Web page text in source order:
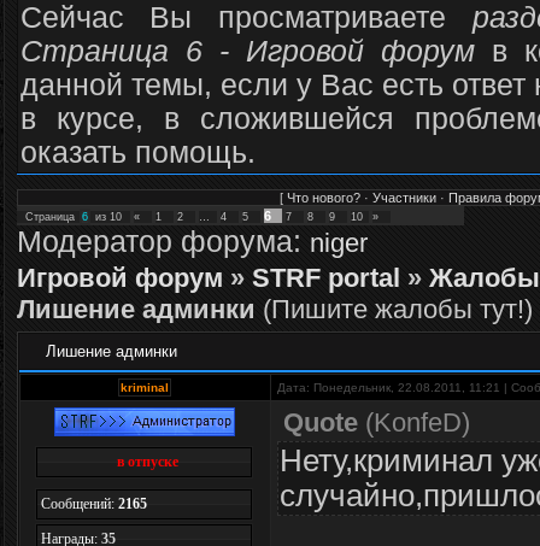
Сейчас Вы просматриваете
Страница 6 - Игровой форум в
данной темы, если у Вас есть
в курсе, в сложившейся
оказать помощь.
[ Что нового?· Участники· Правила
Страница 6 из 10 « 1 2 … 4 5 6 7 8 9 10 »
Модератор форума: niger
Игровой форум » STRF portal » Жалобы
Лишение админки (Пишите жалобы тут!)
Лишение админки
kriminal Дата: Понедельник, 22.08.2011, 11:21 |
в отпуске
Сообщений: 2165
Награды: 35
Quote(KonfeD)
Нету,криминал